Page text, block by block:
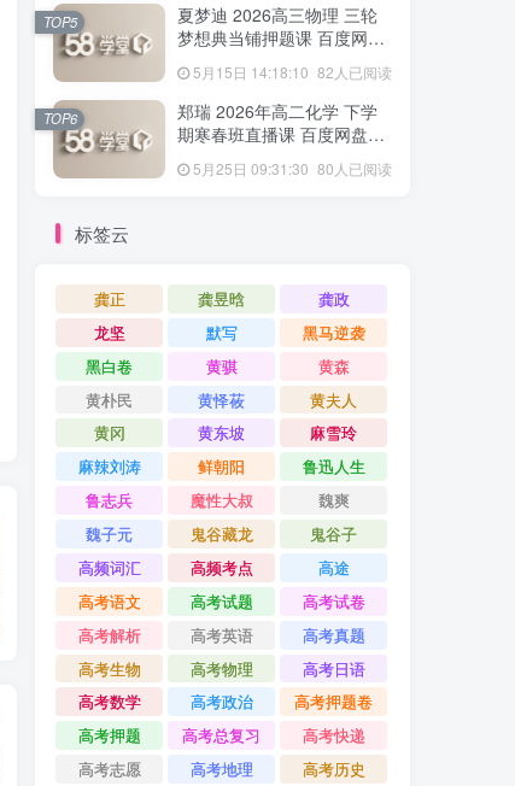
启蒙英语儿歌Super Simple Songs（1-3共44个视频）百度网盘分享下载
夏梦迪 2026高三物理 三轮
梦想典当铺押题课 百度网盘
5月15日 14:18:10 82人已阅读
TOP5
郑瑞 2026年高二化学 下学
期寒春班直播课 百度网盘下
5月25日 09:31:30 80人已阅读
TOP6
标签云
龚正 龚昱晗
龚政
龙坚
默写
黑马逆袭
黑白卷
黄骐
黄森
黄朴民
黄怿莜
黄夫人
黄冈
黄东坡
麻雪玲
麻辣刘涛
鲜朝阳
鲁迅人生
鲁志兵
魔性大叔
魏爽
魏子元
鬼谷藏龙
鬼谷子
高频词汇
高频考点
高途
高考语文
高考试题
高考试卷
高考解析
高考英语
高考真题
高考生物
高考物理
高考日语
高考数学
高考政治
高考押题卷
高考押题
高考总复习
高考快递
高考志愿
高考地理
高考历史